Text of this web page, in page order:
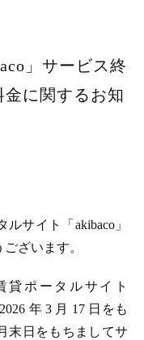
」サービス終
に関するお知
サイト「akibaco」
ざいます。
貸ポータルサイト
年 3 月 17 日をも
末日をもちましてサ